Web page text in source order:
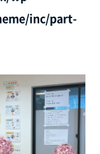
inc/part-